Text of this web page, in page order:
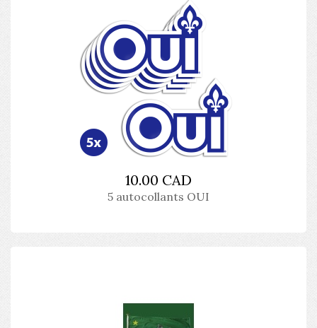
10.00 CAD
5 autocollants OUI